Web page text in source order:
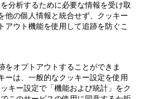
分析するために必要な情報を受け取
他の個人情報と統合せず、クッキー
アウト機能を使用して追跡を防ぐこ
をオプトアウトすることができま
ーは、一般的なクッキー設定を使用
キー設定で「機能および統計」をク